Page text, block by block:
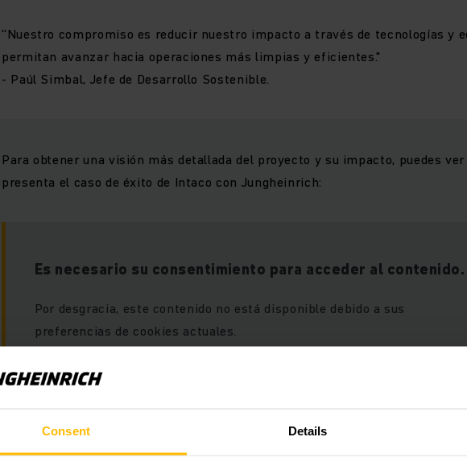
Consent Details
“Nuestro compromiso es reducir nuestro impacto a través de tecnologías y
permitan avanzar hacia operaciones más limpias y eficientes."
- Paúl Simbal, Jefe de Desarrollo Sostenible.
Para obtener una visión más detallada del proyecto y su impacto, puedes
presenta el caso de éxito de Intaco con Jungheinrich:
Es necesario su consentimiento para acceder al contenido.
Por desgracia, este contenido no está disponible debido a sus
preferencias de cookies actuales.